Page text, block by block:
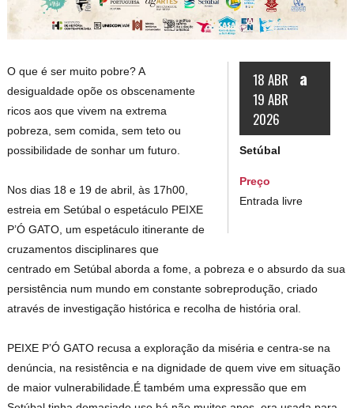
18 ABR a
19 ABR
2026
Setúbal
Preço
Entrada livre
O que é ser muito pobre? A
desigualdade opõe os obscenamente
ricos aos que vivem na extrema
pobreza, sem comida, sem teto ou
possibilidade de sonhar um futuro.
Nos dias 18 e 19 de abril, às 17h00,
estreia em Setúbal o espetáculo PEIXE
P’Ó GATO, um espetáculo itinerante de
cruzamentos disciplinares que
centrado em Setúbal aborda a fome, a pobreza e o absurdo da sua
persistência num mundo em constante sobreprodução, criado
através de investigação histórica e recolha de história oral.
PEIXE P’Ó GATO recusa a exploração da miséria e centra-se na
denúncia, na resistência e na dignidade de quem vive em situação
de maior vulnerabilidade.É também uma expressão que em